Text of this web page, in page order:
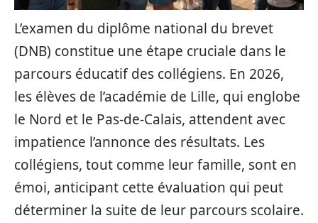
L’examen du diplôme national du brevet
(DNB) constitue une étape cruciale dans le
parcours éducatif des collégiens. En 2026,
les élèves de l’académie de Lille, qui englobe
le Nord et le Pas-de-Calais, attendent avec
impatience l’annonce des résultats. Les
collégiens, tout comme leur famille, sont en
émoi, anticipant cette évaluation qui peut
déterminer la suite de leur parcours scolaire.